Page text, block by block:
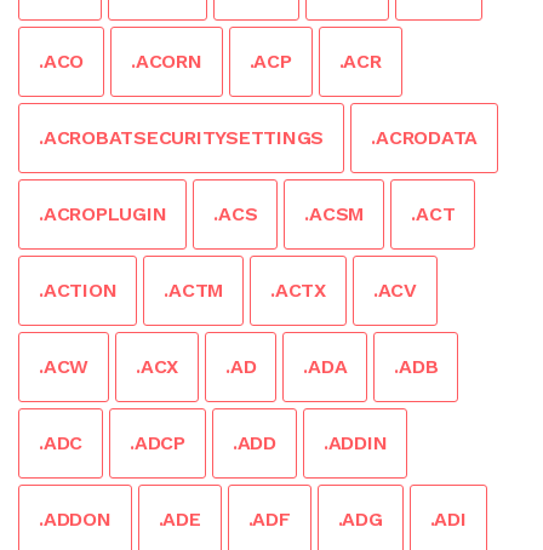
.ACO .ACORN .ACP .ACR
.ACROBATSECURITYSETTINGS .ACRODATA
.ACROPLUGIN .ACS .ACSM .ACT
.ACTION .ACTM .ACTX .ACV
.ACW .ACX .AD .ADA .ADB
.ADC .ADCP .ADD .ADDIN
.ADDON .ADE .ADF .ADG .ADI